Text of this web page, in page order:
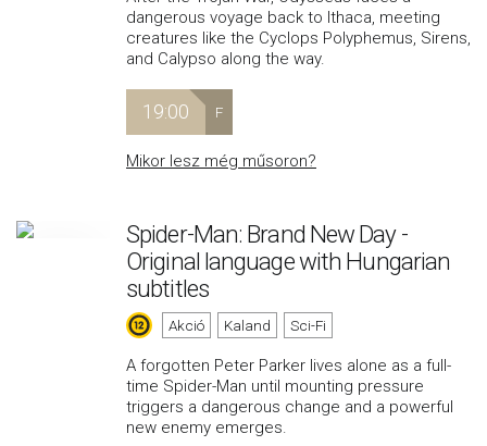
dangerous voyage back to Ithaca, meeting
creatures like the Cyclops Polyphemus, Sirens,
and Calypso along the way.
19:00 F
Mikor lesz még műsoron?
Spider-Man: Brand New Day -
Original language with Hungarian
subtitles
Akció Kaland Sci-Fi
A forgotten Peter Parker lives alone as a full-
time Spider-Man until mounting pressure
triggers a dangerous change and a powerful
new enemy emerges.